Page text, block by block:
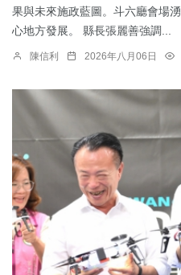
果與未來施政藍圖。斗六廳會場
心地方發展。 縣長張麗善強調...
陳信利 2026年八月06日